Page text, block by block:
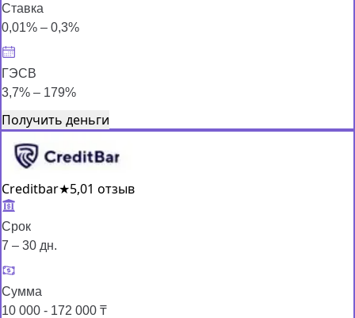
Ставка
0,01% – 0,3%
ГЭСВ
3,7% – 179%
Получить деньги
Creditbar★5,01 отзыв
Срок
7 – 30 дн.
Сумма
10 000 - 172 000 ₸